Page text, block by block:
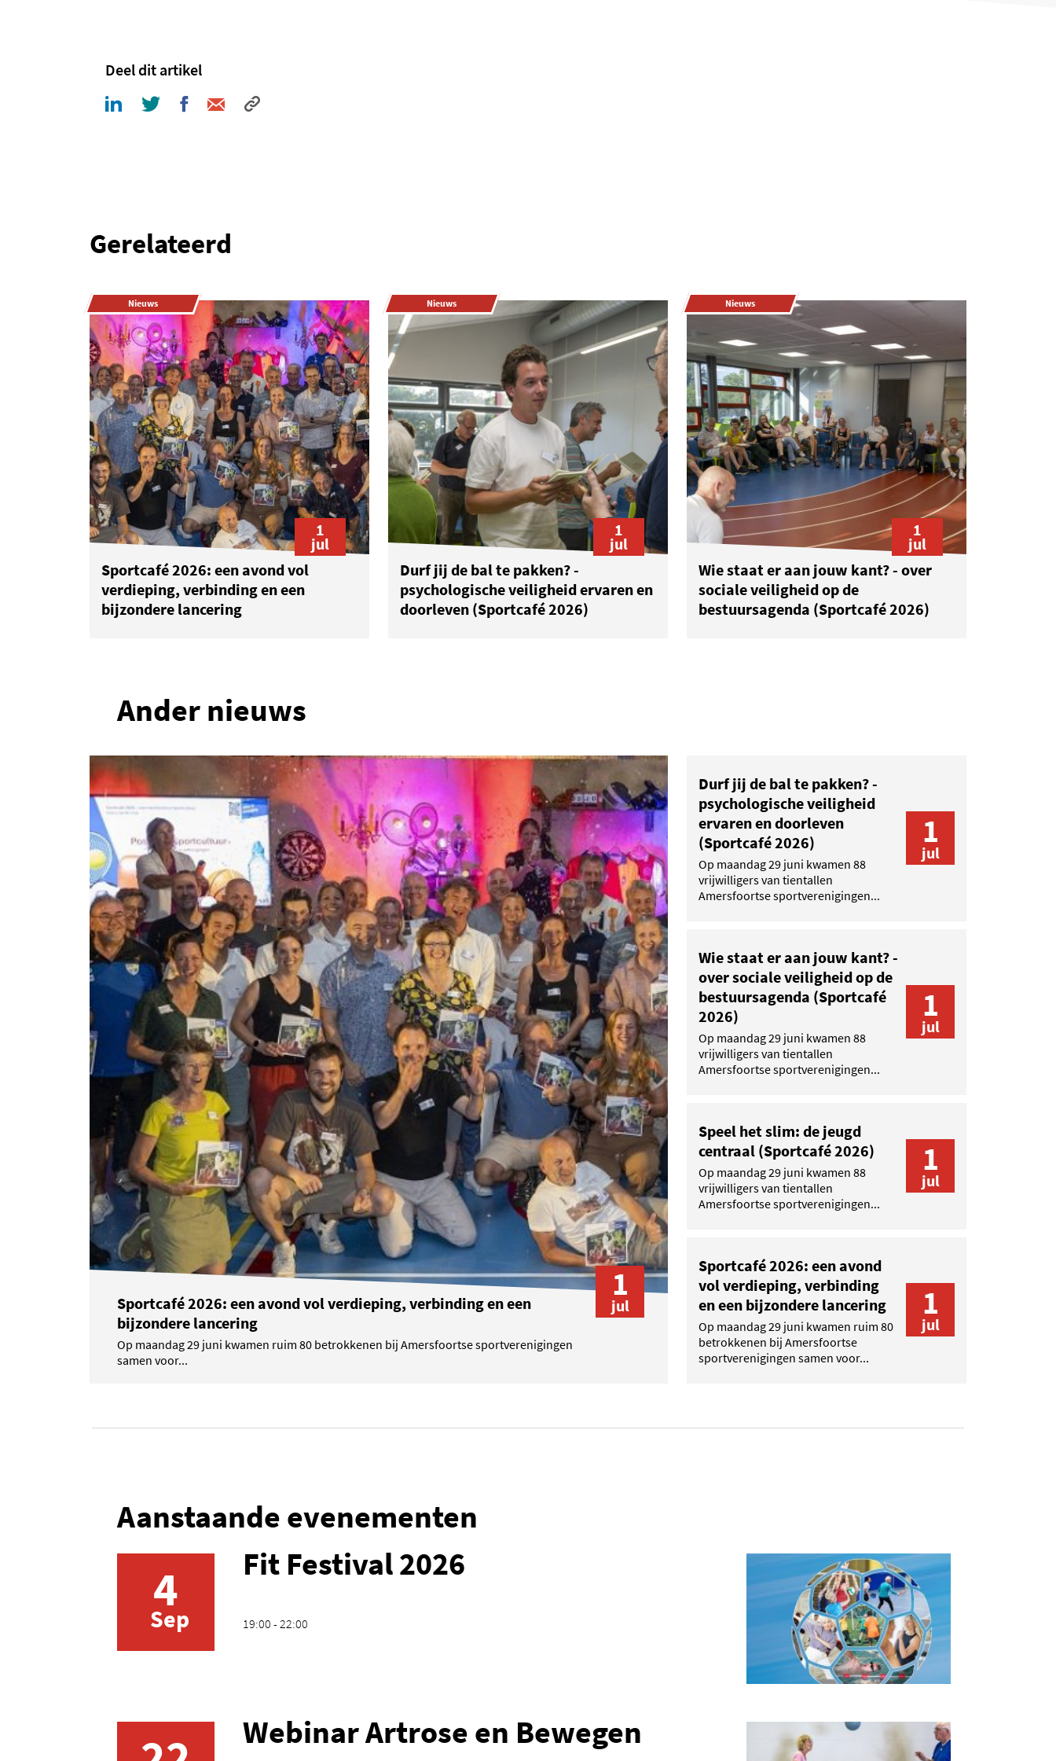
Deel dit artikel
Gerelateerd
Nieuws
Sportcafé 2026: een avond vol
verdieping, verbinding en een
bijzondere lancering
1
jul
Nieuws
Durf jij de bal te pakken? -
psychologische veiligheid ervaren en
doorleven (Sportcafé 2026)
1
jul
Nieuws
Wie staat er aan jouw kant? - over
sociale veiligheid op de
bestuursagenda (Sportcafé 2026)
1
jul
Ander nieuws
Sportcafé 2026: een avond vol verdieping, verbinding en een
bijzondere lancering
Op maandag 29 juni kwamen ruim 80 betrokkenen bij Amersfoortse sportverenigingen
samen voor...
1
jul
Durf jij de bal te pakken? -
psychologische veiligheid
ervaren en doorleven
(Sportcafé 2026)
Op maandag 29 juni kwamen 88
vrijwilligers van tientallen
Amersfoortse sportverenigingen...
1
jul
Wie staat er aan jouw kant? -
over sociale veiligheid op de
bestuursagenda (Sportcafé
2026)
Op maandag 29 juni kwamen 88
vrijwilligers van tientallen
Amersfoortse sportverenigingen...
1
jul
Speel het slim: de jeugd
centraal (Sportcafé 2026)
Op maandag 29 juni kwamen 88
vrijwilligers van tientallen
Amersfoortse sportverenigingen...
1
jul
Sportcafé 2026: een avond
vol verdieping, verbinding
en een bijzondere lancering
Op maandag 29 juni kwamen ruim 80
betrokkenen bij Amersfoortse
sportverenigingen samen voor...
1
jul
Aanstaande evenementen
4
Sep
Fit Festival 2026
19:00 - 22:00
Webinar Artrose en Bewegen